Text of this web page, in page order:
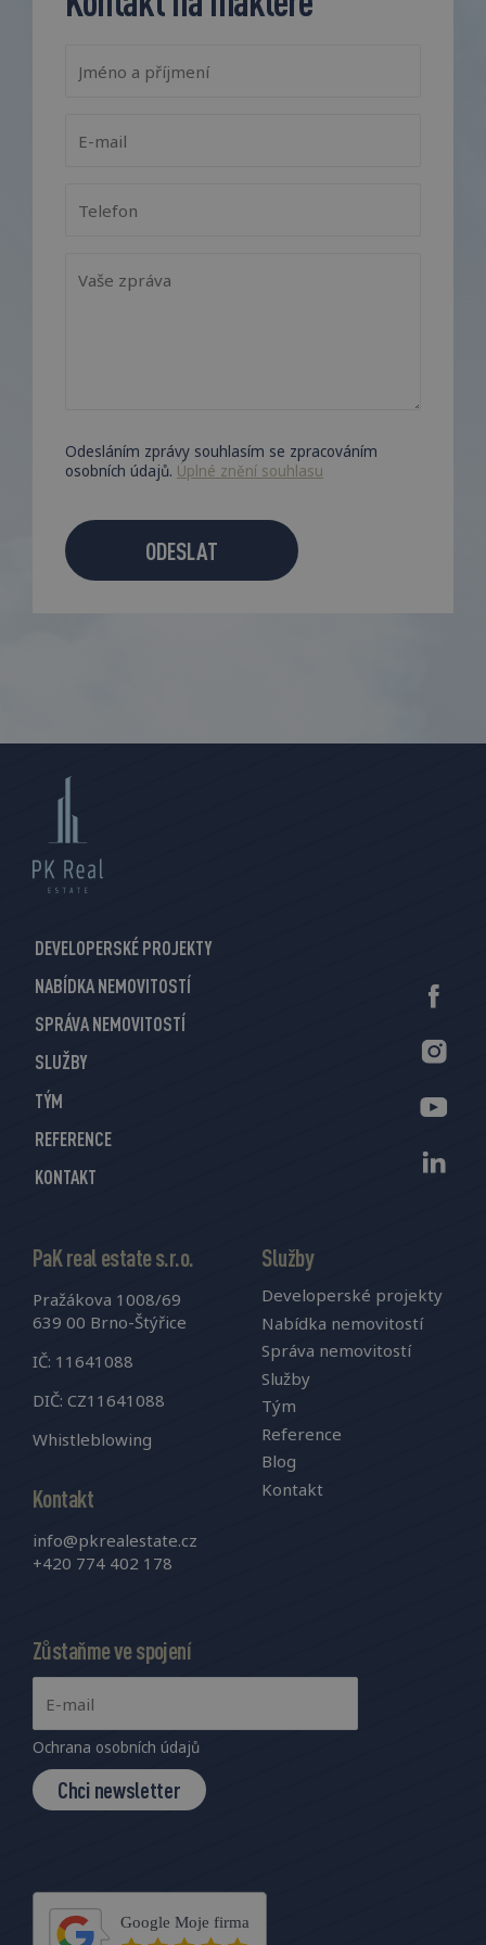
Odesláním zprávy souhlasím se zpracováním
osobních údajů. Úplné znění souhlasu
ODESLAT
DEVELOPERSKÉ PROJEKTY
NABÍDKA NEMOVITOSTÍ
SPRÁVA NEMOVITOSTÍ
SLUŽBY
TÝM
REFERENCE
KONTAKT
PaK real estate s.r.o.
Pražákova 1008/69
639 00 Brno-Štýřice
IČ: 11641088
DIČ: CZ11641088
Whistleblowing
Kontakt
info@pkrealestate.cz
+420 774 402 178
Služby
Developerské projekty
Nabídka nemovitostí
Správa nemovitostí
Služby
Tým
Reference
Blog
Kontakt
Zůstaňme ve spojení
Ochrana osobních údajů
Chci newsletter
Google Moje firma